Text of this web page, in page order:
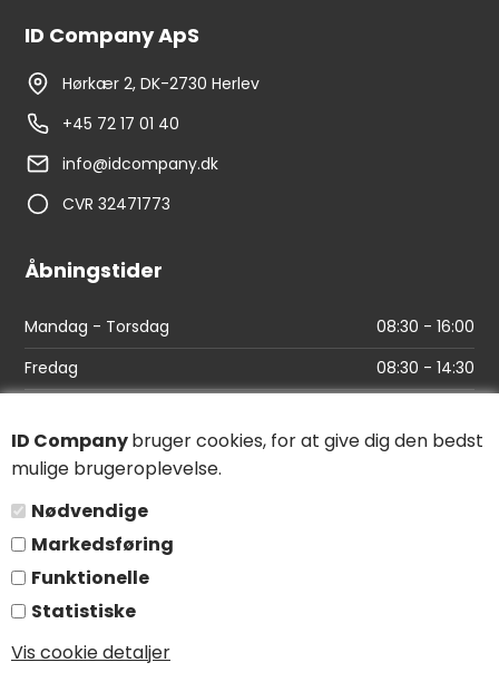
ID Companybruger cookies, for at give dig den bedst
mulige brugeroplevelse.
Nødvendige
Markedsføring
Funktionelle
Statistiske
Vis cookie detaljer
ID Company ApS
Hørkær 2, DK-2730 Herlev
+45 72 17 01 40
info@idcompany.dk
CVR 32471773
Åbningstider
Mandag - Torsdag
08:30 - 16:00
Fredag
08:30 - 14:30
Find vej
Salgs- og leveringsbetingelser
Persondatapolitik
Følg os